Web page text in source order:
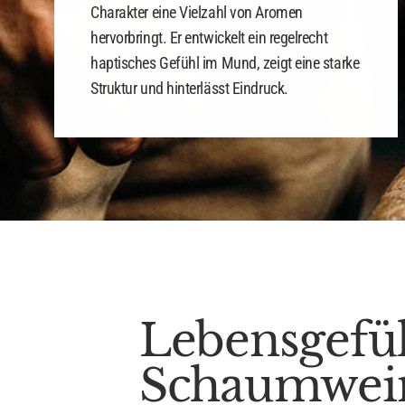
Charakter eine Vielzahl von Aromen
hervorbringt. Er entwickelt ein regelrecht
haptisches Gefühl im Mund, zeigt eine starke
Struktur und hinterlässt Eindruck.